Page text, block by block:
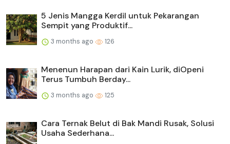
5 Jenis Mangga Kerdil untuk Pekarangan
Sempit yang Produktif...
3 months ago 126
Menenun Harapan dari Kain Lurik, diOpeni
Terus Tumbuh Berday...
3 months ago 125
Cara Ternak Belut di Bak Mandi Rusak, Solusi
Usaha Sederhana...